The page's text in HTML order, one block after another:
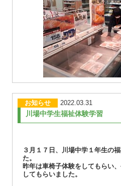
お知らせ 2022.03.31
川場中学生福祉体験学習
３月１７日、川場中学１年生の
た。
昨年は車椅子体験をしてもらい
してもらいました。